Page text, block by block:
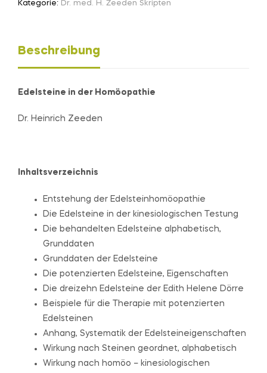
Kategorie: Dr. med. H. Zeeden Skripten
Beschreibung
Edelsteine in der Homöopathie
Dr. Heinrich Zeeden
Inhaltsverzeichnis
Entstehung der Edelsteinhomöopathie
Die Edelsteine in der kinesiologischen Testung
Die behandelten Edelsteine alphabetisch,
Grunddaten
Grunddaten der Edelsteine
Die potenzierten Edelsteine, Eigenschaften
Die dreizehn Edelsteine der Edith Helene Dörre
Beispiele für die Therapie mit potenzierten
Edelsteinen
Anhang, Systematik der Edelsteineigenschaften
Wirkung nach Steinen geordnet, alphabetisch
Wirkung nach homöo – kinesiologischen